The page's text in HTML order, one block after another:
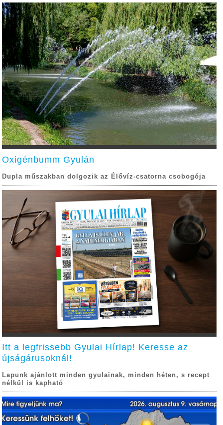
Oxigénbumm Gyulán
Dupla műszakban dolgozik az Élővíz-csatorna csobogója
Itt a legfrissebb Gyulai Hírlap! Keresse az
újságárusoknál!
Lapunk ajánlott minden gyulainak, minden héten, s recept
nélkül is kapható